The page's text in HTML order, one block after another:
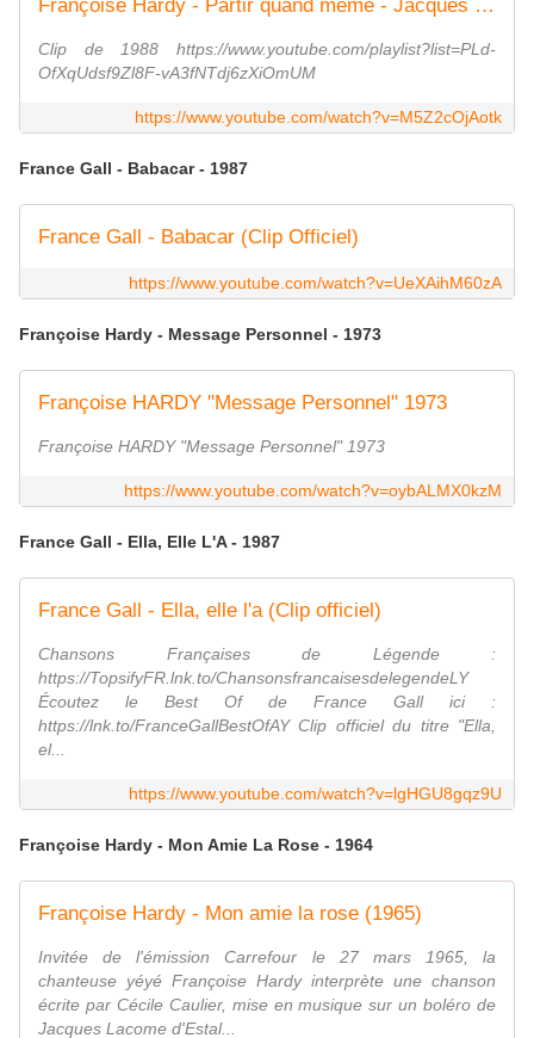
Françoise Hardy - Partir quand même - Jacques Dutronc
Clip de 1988 https://www.youtube.com/playlist?list=PLd-
OfXqUdsf9Zl8F-vA3fNTdj6zXiOmUM
https://www.youtube.com/watch?v=M5Z2cOjAotk
France Gall - Babacar - 1987
France Gall - Babacar (Clip Officiel)
https://www.youtube.com/watch?v=UeXAihM60zA
Françoise Hardy - Message Personnel - 1973
Françoise HARDY "Message Personnel" 1973
Françoise HARDY "Message Personnel" 1973
https://www.youtube.com/watch?v=oybALMX0kzM
France Gall - Ella, Elle L'A - 1987
France Gall - Ella, elle l'a (Clip officiel)
Chansons Françaises de Légende :
https://TopsifyFR.lnk.to/ChansonsfrancaisesdelegendeLY
Écoutez le Best Of de France Gall ici :
https://lnk.to/FranceGallBestOfAY Clip officiel du titre "Ella,
el...
https://www.youtube.com/watch?v=lgHGU8gqz9U
Françoise Hardy - Mon Amie La Rose - 1964
Françoise Hardy - Mon amie la rose (1965)
Invitée de l'émission Carrefour le 27 mars 1965, la
chanteuse yéyé Françoise Hardy interprète une chanson
écrite par Cécile Caulier, mise en musique sur un boléro de
Jacques Lacome d'Estal...